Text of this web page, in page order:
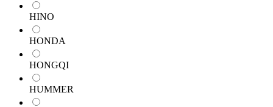
HINO
HONDA
HONGQI
HUMMER